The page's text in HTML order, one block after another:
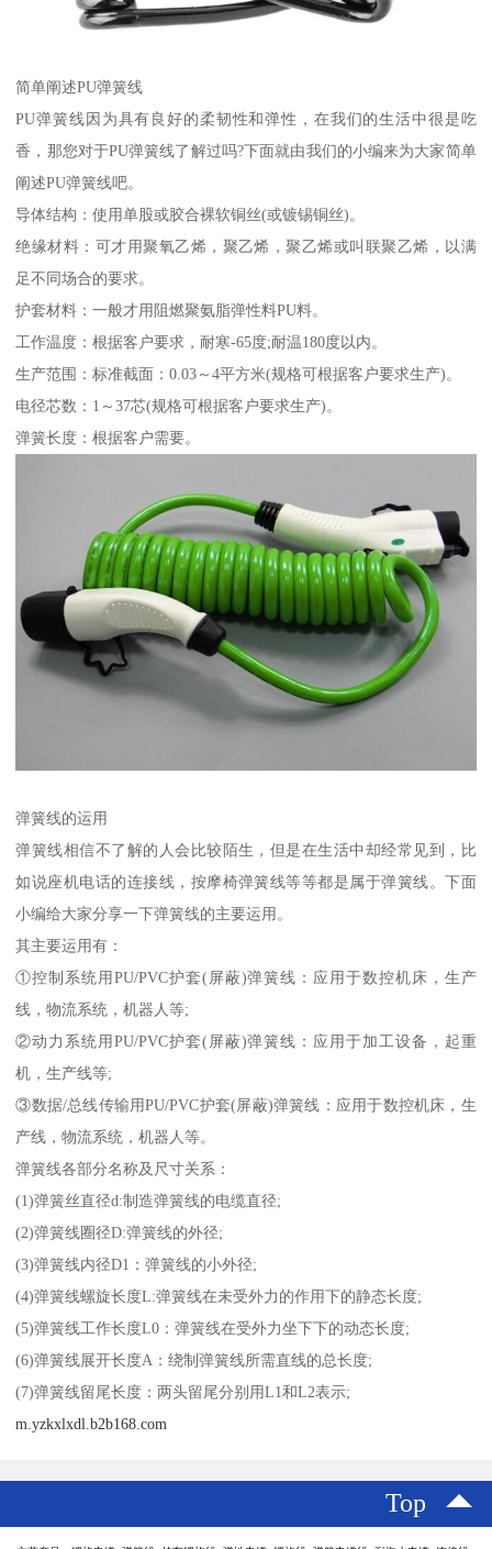
简单阐述PU弹簧线
PU弹簧线因为具有良好的柔韧性和弹性，在我们的生活中很是吃
香，那您对于PU弹簧线了解过吗?下面就由我们的小编来为大家简单
阐述PU弹簧线吧。
导体结构：使用单股或胶合裸软铜丝(或镀锡铜丝)。
绝缘材料：可才用聚氧乙烯，聚乙烯，聚乙烯或叫联聚乙烯，以满
足不同场合的要求。
护套材料：一般才用阻燃聚氨脂弹性料PU料。
工作温度：根据客户要求，耐寒-65度;耐温180度以内。
生产范围：标准截面：0.03～4平方米(规格可根据客户要求生产)。
电径芯数：1～37芯(规格可根据客户要求生产)。
弹簧长度：根据客户需要。
弹簧线的运用
弹簧线相信不了解的人会比较陌生，但是在生活中却经常见到，比
如说座机电话的连接线，按摩椅弹簧线等等都是属于弹簧线。下面
小编给大家分享一下弹簧线的主要运用。
其主要运用有：
①控制系统用PU/PVC护套(屏蔽)弹簧线：应用于数控机床，生产
线，物流系统，机器人等;
②动力系统用PU/PVC护套(屏蔽)弹簧线：应用于加工设备，起重
机，生产线等;
③数据/总线传输用PU/PVC护套(屏蔽)弹簧线：应用于数控机床，生
产线，物流系统，机器人等。
弹簧线各部分名称及尺寸关系：
(1)弹簧丝直径d:制造弹簧线的电缆直径;
(2)弹簧线圈径D:弹簧线的外径;
(3)弹簧线内径D1：弹簧线的小外径;
(4)弹簧线螺旋长度L:弹簧线在未受外力的作用下的静态长度;
(5)弹簧线工作长度L0：弹簧线在受外力坐下下的动态长度;
(6)弹簧线展开长度A：绕制弹簧线所需直线的总长度;
(7)弹簧线留尾长度：两头留尾分别用L1和L2表示;
m.yzkxlxdl.b2b168.com
Top